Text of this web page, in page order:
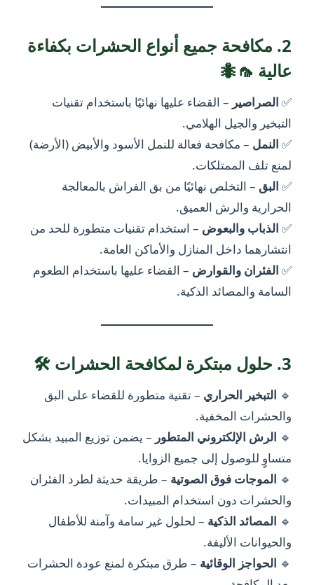
2. مكافحة جميع أنواع الحشرات بكفاءة
عالية 🦟🐜
✅ الصراصير – القضاء عليها نهائيًا باستخدام تقنيات
التبخير والجيل الهلامي.
✅ النمل – مكافحة فعالة للنمل الأسود والأبيض (الأرضة)
لمنع تلف الممتلكات.
✅ البق – التخلص نهائيًا من بق الفراش بالمعالجة
الحرارية والرش العميق.
✅ الذباب والبعوض – استخدام تقنيات متطورة للحد من
انتشارهما داخل المنازل والأماكن العامة.
✅ الفئران والقوارض – القضاء عليها باستخدام الطعوم
السامة والمصائد الذكية.
3. حلول مبتكرة لمكافحة الحشرات 🛠️
🔹 التبخير الحراري – تقنية متطورة للقضاء على البق
والحشرات المخفية.
🔹 الرش الإلكتروني المتطور – يضمن توزيع المبيد بشكل
متساوٍ للوصول إلى جميع الزوايا.
🔹 الموجات فوق الصوتية – طريقة حديثة لطرد الفئران
والحشرات دون استخدام المبيدات.
🔹 المصائد الذكية – لحلول غير سامة وآمنة للأطفال
والحيوانات الأليفة.
🔹 الحواجز الوقائية – طرق مبتكرة لمنع عودة الحشرات